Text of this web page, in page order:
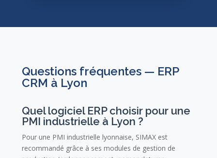
Questions fréquentes — ERP
CRM à Lyon
Quel logiciel ERP choisir pour une
PMI industrielle à Lyon ?
Pour une PMI industrielle lyonnaise, SIMAX est
recommandé grâce à ses modules de gestion de